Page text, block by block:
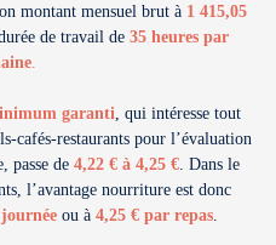
montant mensuel brut à 1 415,05
de travail de 35 heures par
garanti , qui intéresse tout
cafés-restaurants pour l’évaluation
passe de 4,22 € à 4,25 € . Dans le
l’avantage nourriture est donc
ou à 4,25 € par repas.